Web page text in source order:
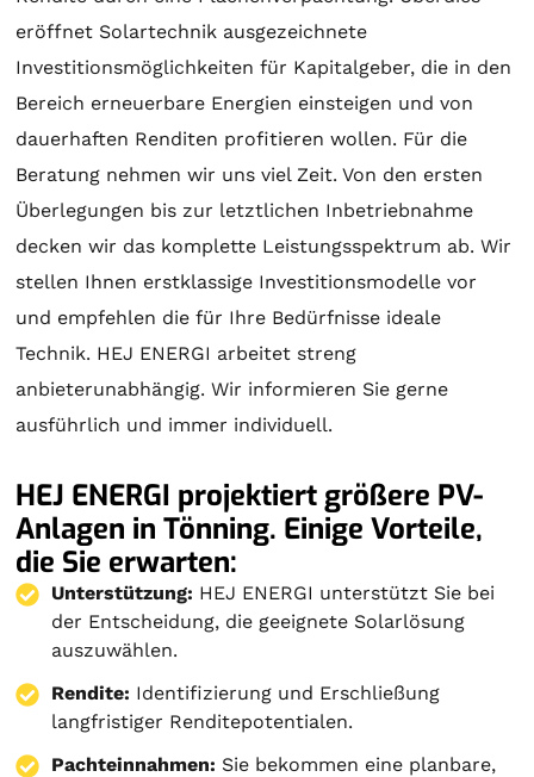
eröffnet Solartechnik ausgezeichnete
Investitionsmöglichkeiten für Kapitalgeber, die in den
Bereich erneuerbare Energien einsteigen und von
dauerhaften Renditen profitieren wollen. Für die
Beratung nehmen wir uns viel Zeit. Von den ersten
Überlegungen bis zur letztlichen Inbetriebnahme
decken wir das komplette Leistungsspektrum ab. Wir
stellen Ihnen erstklassige Investitionsmodelle vor
und empfehlen die für Ihre Bedürfnisse ideale
Technik. HEJ ENERGI arbeitet streng
anbieterunabhängig. Wir informieren Sie gerne
ausführlich und immer individuell.
HEJ ENERGI projektiert größere PV-
Anlagen in Tönning. Einige Vorteile,
die Sie erwarten:
Unterstützung: HEJ ENERGI unterstützt Sie bei
der Entscheidung, die geeignete Solarlösung
auszuwählen.
Rendite: Identifizierung und Erschließung
langfristiger Renditepotentialen.
Pachteinnahmen: Sie bekommen eine planbare,